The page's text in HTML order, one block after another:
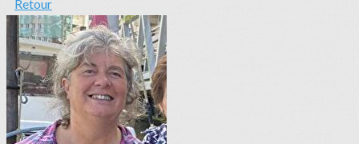
Retour